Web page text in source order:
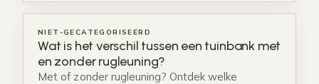
NIET-GECATEGORISEERD
Wat is het verschil tussen een tuinbank met
en zonder rugleuning?
Met of zonder rugleuning? Ontdek welke